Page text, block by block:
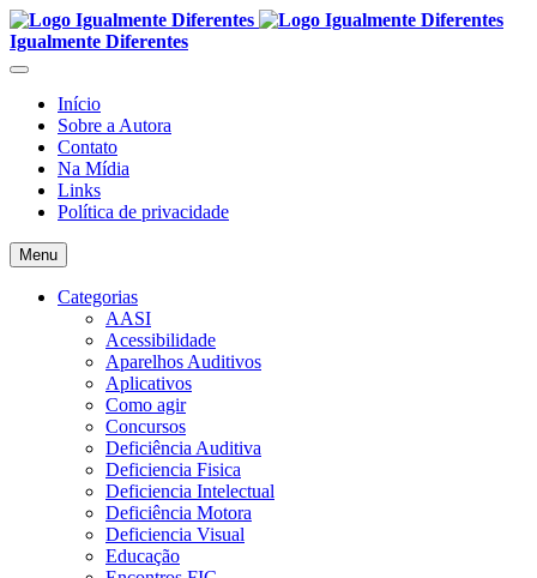
Igualmente Diferentes
Início
Sobre a Autora
Contato
Na Mídia
Links
Política de privacidade
Menu
Categorias
AASI
Acessibilidade
Aparelhos Auditivos
Aplicativos
Como agir
Concursos
Deficiência Auditiva
Deficiencia Fisica
Deficiencia Intelectual
Deficiência Motora
Deficiencia Visual
Educação